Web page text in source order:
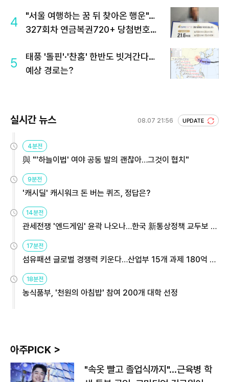
4
"서울 여행하는 꿈 뒤 찾아온 행운"…
327회차 연금복권720+ 당첨번호조
5
태풍 '돌핀'·'찬홈' 한반도 빗겨간다…
예상 경로는?
실시간 뉴스 08.07 21:56 UPDATE
4분전
與 "'하늘이법' 여야 공동 발의 괜찮아…그것이 협치"
9분전
'캐시딜' 캐시워크 돈 버는 퀴즈, 정답은?
14분전
관세전쟁 '엔드게임' 윤곽 나오나…한국 新통상정책 교두보 활
17분전
섬유패션 글로벌 경쟁력 키운다…산업부 15개 과제 180억 지
18분전
농식품부, '천원의 아침밥' 참여 200개 대학 선정
아주PICK >
"속옷 빨고 졸업식까지"…근육병 학